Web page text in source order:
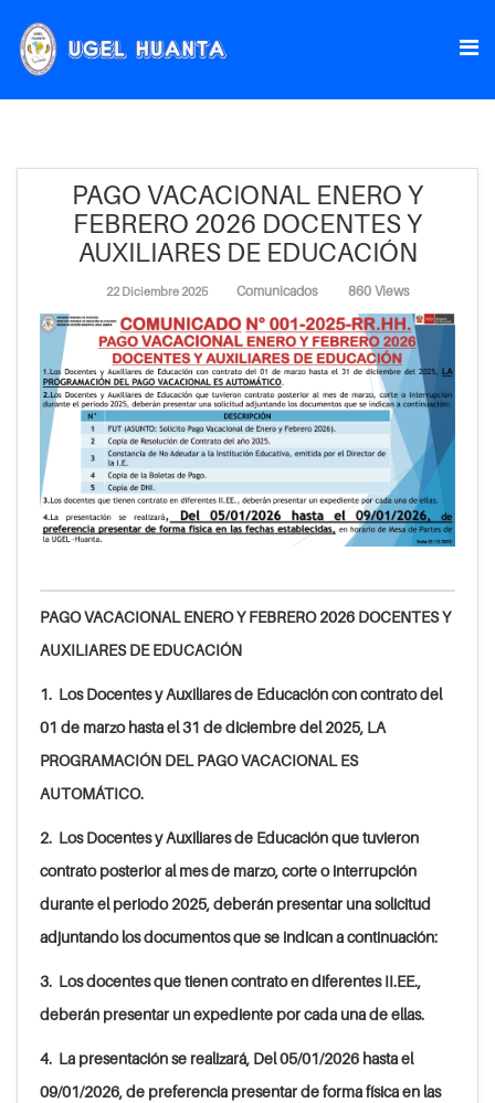
PAGO VACACIONAL ENERO Y
FEBRERO 2026 DOCENTES Y
AUXILIARES DE EDUCACIÓN
22 Diciembre 2025 Comunicados 860 Views
PAGO VACACIONAL ENERO Y FEBRERO 2026 DOCENTES Y
AUXILIARES DE EDUCACIÓN
1. Los Docentes y Auxiliares de Educación con contrato del
01 de marzo hasta el 31 de diciembre del 2025, LA
PROGRAMACIÓN DEL PAGO VACACIONAL ES
AUTOMÁTICO.
2. Los Docentes y Auxiliares de Educación que tuvieron
contrato posterior al mes de marzo, corte o interrupción
durante el periodo 2025, deberán presentar una solicitud
adjuntando los documentos que se indican a continuación:
3. Los docentes que tienen contrato en diferentes II.EE.,
deberán presentar un expediente por cada una de ellas.
4. La presentación se realizará, Del 05/01/2026 hasta el
09/01/2026, de preferencia presentar de forma física en las